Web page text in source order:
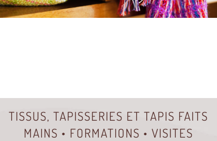
TISSUS, TAPISSERIES ET TAPIS FAITS
MAINS • FORMATIONS • VISITES